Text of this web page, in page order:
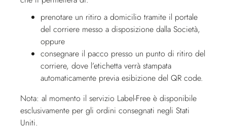
prenotare un ritiro a domicilio tramite il portale
del corriere messo a disposizione dalla Società,
oppure
consegnare il pacco presso un punto di ritiro del
corriere, dove l’etichetta verrà stampata
automaticamente previa esibizione del QR code.
Nota: al momento il servizio Label-Free è disponibile
esclusivamente per gli ordini consegnati negli Stati
Uniti.